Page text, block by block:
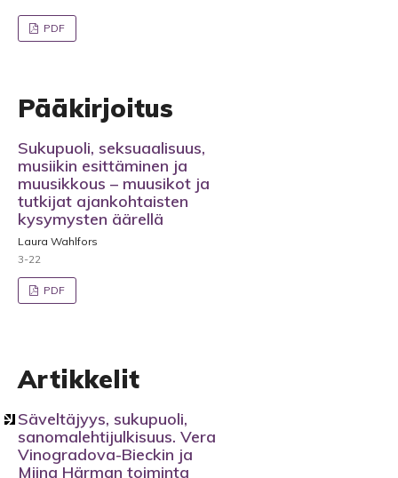
PDF
Pääkirjoitus
Sukupuoli, seksuaalisuus,
musiikin esittäminen ja
muusikkous – muusikot ja
tutkijat ajankohtaisten
kysymysten äärellä
Laura Wahlfors
3-22
PDF
Artikkelit
Säveltäjyys, sukupuoli,
sanomalehtijulkisuus. Vera
Vinogradova-Bieckin ja
Miina Härman toiminta